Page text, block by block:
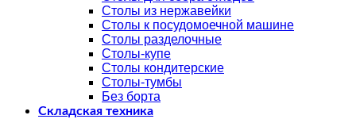
Столы из нержавейки
Столы к посудомоечной машине
Столы разделочные
Столы-купе
Столы кондитерские
Столы-тумбы
Без борта
Складская техника